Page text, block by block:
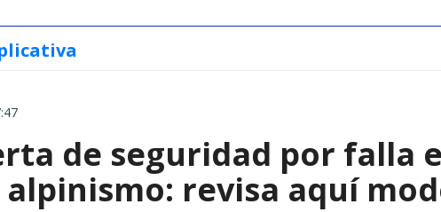
de seguridad por falla
alpinismo: revisa aquí